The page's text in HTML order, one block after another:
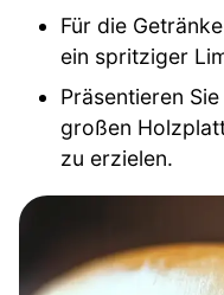
Für die
ein spritziger
Präsentieren
großen
zu erzielen.